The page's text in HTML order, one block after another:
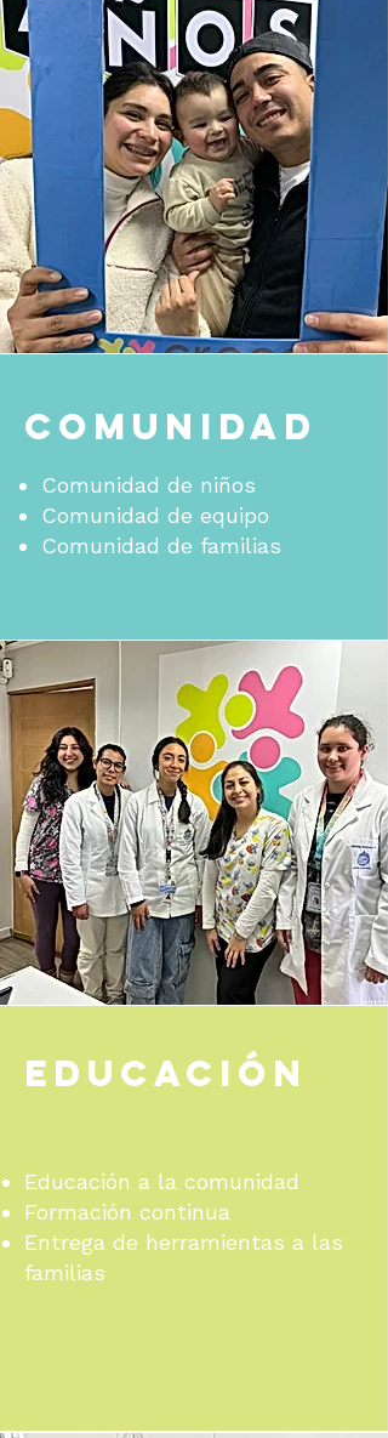
COMUNIDAD
Comunidad de niños
Comunidad de equipo
Comunidad de familias
EDUCACIÓN
Educación a la comunidad
Formación continua
Entrega de herramientas a las
familias